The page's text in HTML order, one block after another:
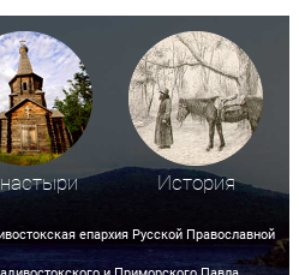
История
епархия Русской Православной